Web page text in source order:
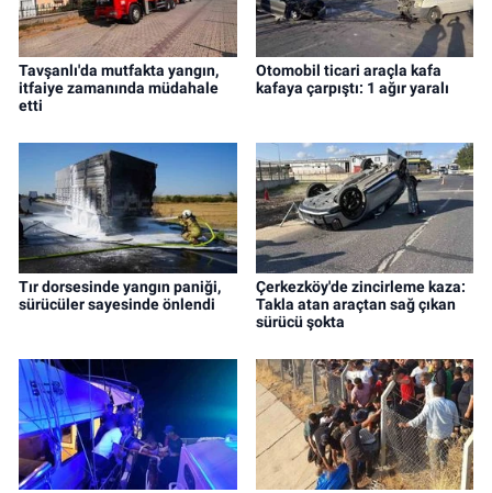
Tavşanlı'da mutfakta yangın,
itfaiye zamanında müdahale
etti
Otomobil ticari araçla kafa
kafaya çarpıştı: 1 ağır yaralı
Tır dorsesinde yangın paniği,
sürücüler sayesinde önlendi
Çerkezköy'de zincirleme kaza:
Takla atan araçtan sağ çıkan
sürücü şokta